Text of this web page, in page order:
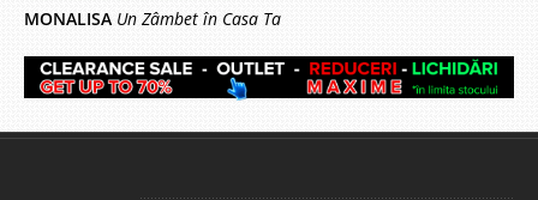
MONALISA Un Zâmbet în Casa Ta